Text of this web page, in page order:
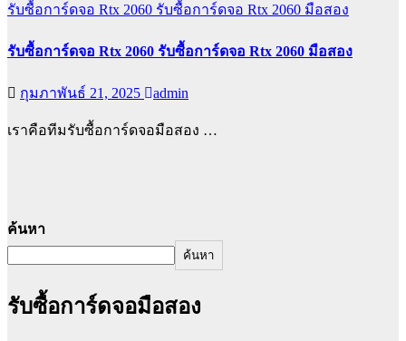
รับซื้อการ์ดจอ Rtx 2060 รับซื้อการ์ดจอ Rtx 2060 มือสอง
รับซื้อการ์ดจอ Rtx 2060 รับซื้อการ์ดจอ Rtx 2060 มือสอง
กุมภาพันธ์ 21, 2025 admin
เราคือทีมรับซื้อการ์ดจอมือสอง …
ค้นหา
ค้นหา
รับซื้อการ์ดจอมือสอง